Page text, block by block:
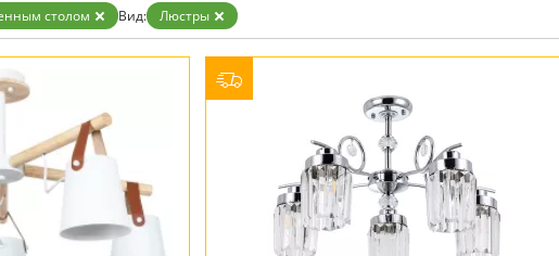
Бронза
Золото
Прозрачные
столом Вид: Люстры